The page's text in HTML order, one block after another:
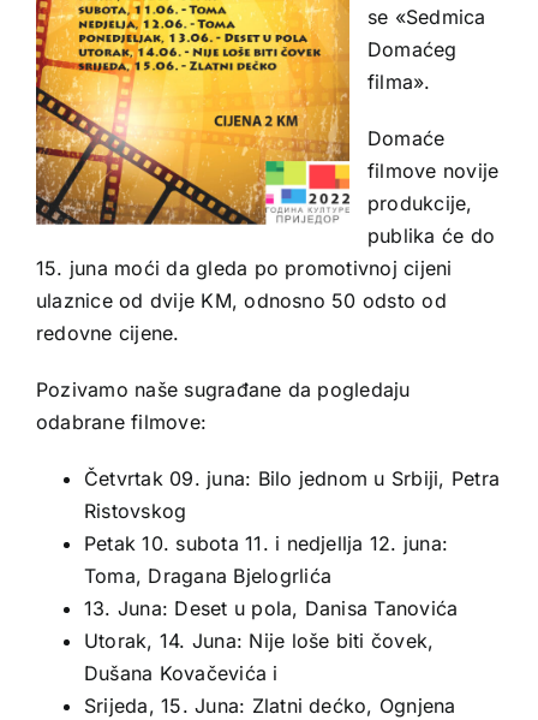
se «Sedmica
Domaćeg
filma».
Domaće
filmove novije
produkcije,
publika će do
15. juna moći da gleda po promotivnoj cijeni
ulaznice od dvije KM, odnosno 50 odsto od
redovne cijene.
Pozivamo naše sugrađane da pogledaju
odabrane filmove:
Četvrtak 09. juna: Bilo jednom u Srbiji, Petra
Ristovskog
Petak 10. subota 11. i nedjellja 12. juna:
Toma, Dragana Bjelogrlića
13. Juna: Deset u pola, Danisa Tanovića
Utorak, 14. Juna: Nije loše biti čovek,
Dušana Kovačevića i
Srijeda, 15. Juna: Zlatni dećko, Ognjena